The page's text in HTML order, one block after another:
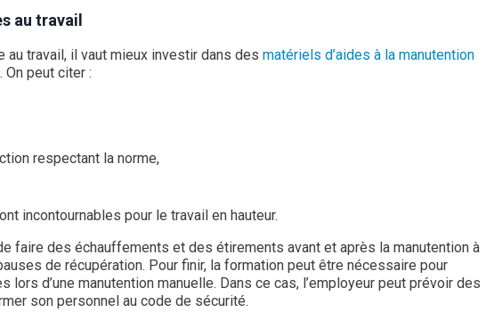
au travail
au travail, il vaut mieux investir dans des matériels d’aides à la manutention
On peut citer :
respectant la norme,
incontournables pour le travail en hauteur.
faire des échauffements et des étirements avant et après la manutention à
de récupération. Pour finir, la formation peut être nécessaire pour
d’une manutention manuelle. Dans ce cas, l’employeur peut prévoir des
son personnel au code de sécurité.